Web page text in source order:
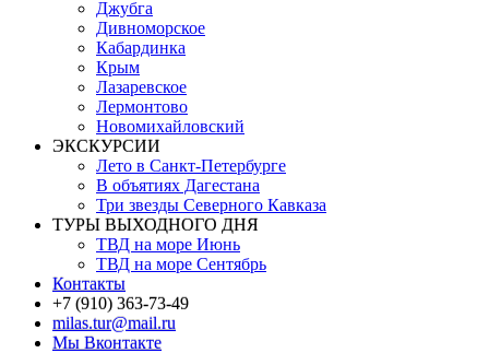
Джубга
Дивноморское
Кабардинка
Крым
Лазаревское
Лермонтово
Новомихайловский
ЭКСКУРСИИ
Лето в Санкт-Петербурге
В объятиях Дагестана
Три звезды Северного Кавказа
ТУРЫ ВЫХОДНОГО ДНЯ
ТВД на море Июнь
ТВД на море Сентябрь
Контакты
+7 (910) 363-73-49
milas.tur@mail.ru
Мы Вконтакте